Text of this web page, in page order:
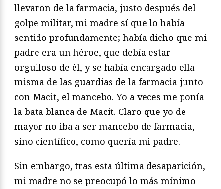
llevaron de la farmacia, justo después del
golpe militar, mi madre sí que lo había
sentido profundamente; había dicho que mi
padre era un héroe, que debía estar
orgulloso de él, y se había encargado ella
misma de las guardias de la farmacia junto
con Macit, el mancebo. Yo a veces me ponía
la bata blanca de Macit. Claro que yo de
mayor no iba a ser mancebo de farmacia,
sino científico, como quería mi padre.
Sin embargo, tras esta última desaparición,
mi madre no se preocupó lo más mínimo